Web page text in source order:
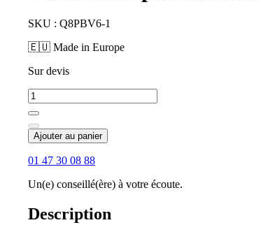
SKU : Q8PBV6-1
🇪🇺 Made in Europe
Sur devis
Ajouter au panier
01 47 30 08 88
Un(e) conseillé(ère) à votre écoute.
Description